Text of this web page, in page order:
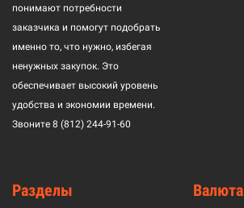
понимают потребности
заказчика и помогут подобрать
именно то, что нужно, избегая
ненужных закупок. Это
обеспечивает высокий уровень
удобства и экономии времени.
Звоните 8 (812) 244-91-60
Разделы Валюта